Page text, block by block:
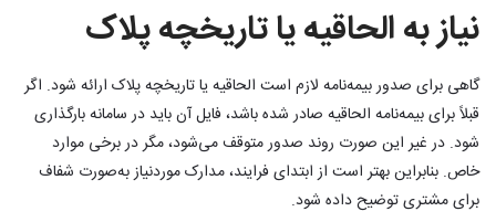
نیاز به الحاقیه یا تاریخچه پلاک
گاهی برای صدور بیمه‌نامه لازم است الحاقیه یا تاریخچه پلاک ارائه شود. اگر
قبلاً برای بیمه‌نامه الحاقیه صادر شده باشد، فایل آن باید در سامانه بارگذاری
شود. در غیر این صورت روند صدور متوقف می‌شود، مگر در برخی موارد
خاص. بنابراین بهتر است از ابتدای فرایند، مدارک موردنیاز به‌صورت شفاف
برای مشتری توضیح داده شود.